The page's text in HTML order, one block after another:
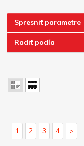
Spresniť parametre
Radiť podľa
1 2 3 4 >